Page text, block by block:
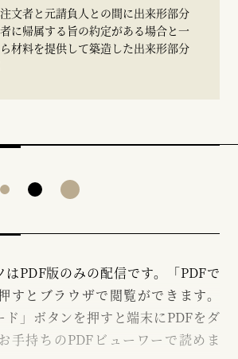
文者と元請負人との間に出来形部分
に帰属する旨の約定がある場合と一
材料を提供して築造した出来形部分
PDF版のみの配信です。「PDFで
すとブラウザで閲覧ができます。
ド」ボタンを押すと端末にPDFをダ
手持ちのPDFビューワーで読めま